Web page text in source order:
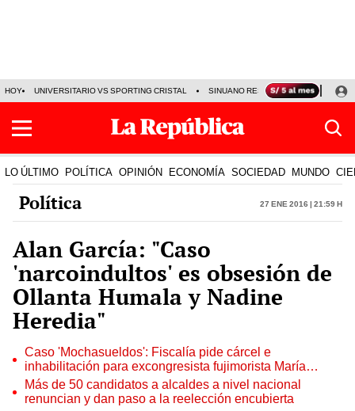
HOY UNIVERSITARIO VS SPORTING CRISTAL SINUANO RESULTADOS HOY
LO ÚLTIMO POLÍTICA OPINIÓN ECONOMÍA SOCIEDAD MUNDO
Política 27 Ene 2016 | 21:59 h
Alan García: "Caso
'narcoindultos' es obsesión de
Ollanta Humala y Nadine
Heredia"
Caso 'Mochasueldos': Fiscalía pide cárcel e
inhabilitación para excongresista fujimorista María
Cordero Jon Tay
Más de 50 candidatos a alcaldes a nivel nacional
renuncian y dan paso a la reelección encubierta